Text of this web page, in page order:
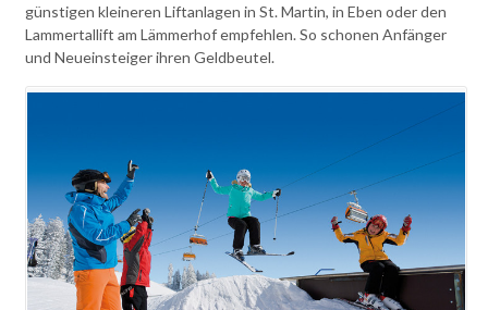
günstigen kleineren Liftanlagen in St. Martin, in Eben oder den
Lammertallift am Lämmerhof empfehlen. So schonen Anfänger
und Neueinsteiger ihren Geldbeutel.